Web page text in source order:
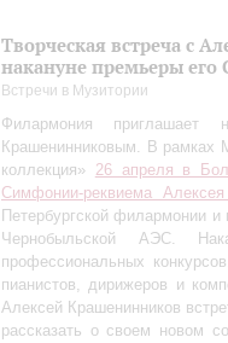
Творческая встреча с
накануне премьеры
Встречи в Музитории
Филармония приглашает
Крашенинниковым. В рамках
коллекция» 26 апреля в
Симфонии-реквиема
Петербургской филармонии
Чернобыльской АЭС.
профессиональных
пианистов, дирижеров и
Алексей Крашенинников
рассказать о своем новом